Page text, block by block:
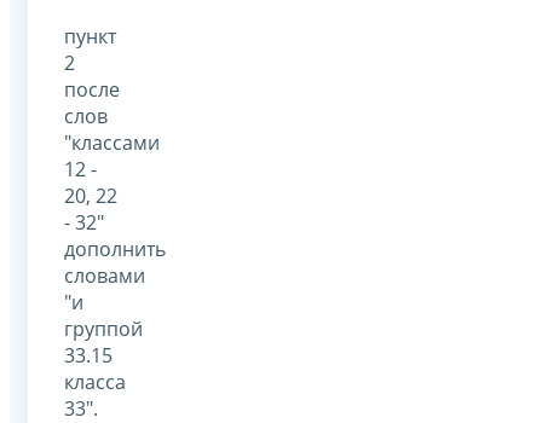
пункт
2
после
слов
"классами
12 -
20, 22
- 32"
дополнить
словами
"и
группой
33.15
класса
33".